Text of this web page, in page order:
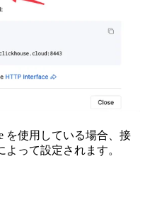
を使用している場合、接
よって設定されます。